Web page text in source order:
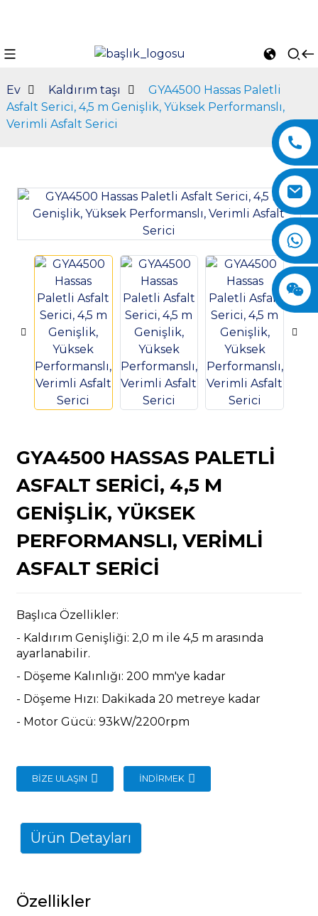
Ev Kaldırım taşı
GYA4500 Hassas Paletli
Asfalt Serici, 4,5 m Genişlik, Yüksek Performanslı,
Verimli Asfalt Serici
GYA4500 HASSAS PALETLI
ASFALT SERICI, 4,5 M
GENIŞLIK, YÜKSEK
PERFORMANSLI, VERIMLI
ASFALT SERICI
Başlıca Özellikler:
- Kaldırım Genişliği: 2,0 m ile 4,5 m arasında
ayarlanabilir.
- Döşeme Kalınlığı: 200 mm'ye kadar
- Döşeme Hızı: Dakikada 20 metreye kadar
- Motor Gücü: 93kW/2200rpm
BIZE ULAŞIN İNDIRMEK
Ürün Detayları
Özellikler